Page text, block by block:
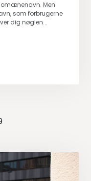
Men
som forbrugerne
dig nøglen...